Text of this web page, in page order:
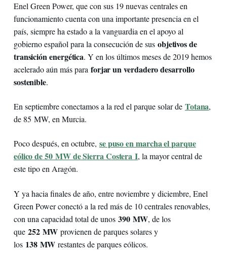
Enel Green Power, que con sus 19 nuevas centrales en
funcionamiento cuenta con una importante presencia en el
país, siempre ha estado a la vanguardia en el apoyo al
gobierno español para la consecución de sus objetivos de
transición energética. Y en los últimos meses de 2019 hemos
acelerado aún más para forjar un verdadero desarrollo
sostenible.
En septiembre conectamos a la red el parque solar de Totana,
de 85 MW, en Murcia.
Poco después, en octubre, se puso en marcha el parque
eólico de 50 MW de Sierra Costera I, la mayor central de
este tipo en Aragón.
Y ya hacia finales de año, entre noviembre y diciembre, Enel
Green Power conectó a la red más de 10 centrales renovables,
con una capacidad total de unos 390 MW, de los
que 252 MW provienen de parques solares y
los 138 MW restantes de parques eólicos.